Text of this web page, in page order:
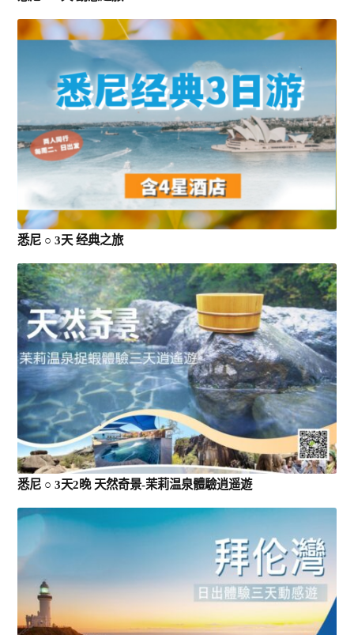
悉尼 ○ 3天 经典之旅
悉尼 ○ 3天2晚 天然奇景-茉莉温泉體驗逍遥遊